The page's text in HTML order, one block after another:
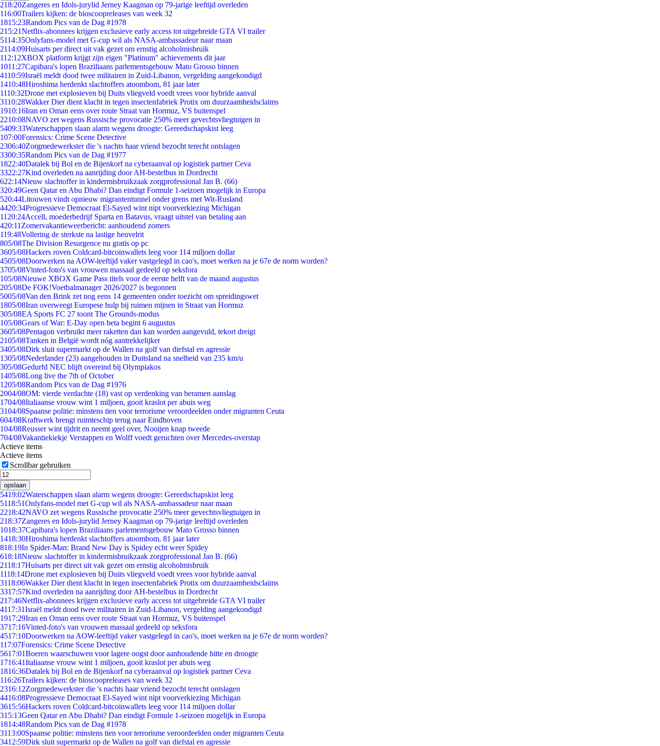
218:20Zangeres en Idols-jurylid Jerney Kaagman op 79-jarige leeftijd overleden
116:00Trailers kijken: de bioscoopreleases van week 32
1815:23Random Pics van de Dag #1978
215:21Netflix-abonnees krijgen exclusieve early access tot uitgebreide GTA VI trailer
5114:35Onlyfans-model met G-cup wil als NASA-ambassadeur naar maan
2114:09Huisarts per direct uit vak gezet om ernstig alcoholmisbruik
112:12XBOX platform krijgt zijn eigen "Platinum" achievements dit jaar
1011:27Capibara's lopen Braziliaans parlementsgebouw Mato Grosso binnen
4110:59Israël meldt dood twee militairen in Zuid-Libanon, vergelding aangekondigd
1410:48Hiroshima herdenkt slachtoffers atoombom, 81 jaar later
1110:32Drone met explosieven bij Duits vliegveld voedt vrees voor hybride aanval
3110:28Wakker Dier dient klacht in tegen insectenfabriek Protix om duurzaamheidsclaims
1910:16Iran en Oman eens over route Straat van Hormuz, VS buitenspel
2210:08NAVO zet wegens Russische provocatie 250% meer gevechtsvliegtuigen in
5409:33Waterschappen slaan alarm wegens droogte: Gereedschapskist leeg
107:00Forensics: Crime Scene Detective
2306:40Zorgmedewerkster die 's nachts haar vriend bezocht terecht ontslagen
3300:35Random Pics van de Dag #1977
1822:40Datalek bij Bol en de Bijenkorf na cyberaanval op logistiek partner Ceva
3322:27Kind overleden na aanrijding door AH-bestelbus in Dordrecht
622:14Nieuw slachtoffer in kindermisbruikzaak zorgprofessional Jan B. (66)
320:49Geen Qatar en Abu Dhabi? Dan eindigt Formule 1-seizoen mogelijk in Europa
520:44Litouwen vindt opnieuw migrantentunnel onder grens met Wit-Rusland
4420:34Progressieve Democraat El-Sayed wint nipt voorverkiezing Michigan
11 20:24Accell, moederbedrijf Sparta en Batavus, vraagt uitstel van betaling aan
420:11 Zomervakantieweerbericht: aanhoudend zomers
119:48Vollering de sterkste na lastige heuvelrit
805/08The Division Resurgence nu gratis op pc
3605/08Hackers roven Coldcard-bitcoinwallets leeg voor 114 miljoen dollar
4505/08Doorwerken na AOW-leeftijd vaker vastgelegd in cao's, moet werken na je 67e de norm worden?
3705/08Vinted-foto's van vrouwen massaal gedeeld op seksfora
105/08Nieuwe XBOX Game Pass titels voor de eerste helft van de maand augustus
205/08De FOK!Voetbalmanager 2026/2027 is begonnen
5005/08Van den Brink zet nog eens 14 gemeenten onder toezicht om spreidingswet
1805/08Iran overweegt Europese hulp bij ruimen mijnen in Straat van Hormuz
305/08EA Sports FC 27 toont The Grounds-modus
105/08Gears of War: E-Day open beta begint 6 augustus
3605/08Pentagon verbruikt meer raketten dan kan worden aangevuld, tekort dreigt
2105/08Tanken in België wordt nóg aantrekkelijker
3405/08Dirk sluit supermarkt op de Wallen na golf van diefstal en agressie
1305/08Nederlander (23) aangehouden in Duitsland na snelheid van 235 km/u
305/08Gedurfd NEC blijft overeind bij Olympiakos
1405/08Long live the 7th of October
1205/08Random Pics van de Dag #1976
2004/08OM: vierde verdachte (18) vast op verdenking van beramen aanslag
1704/08Italiaanse vrouw wint 1 miljoen, gooit kraslot per abuis weg
3104/08Spaanse politie: minstens tien voor terrorisme veroordeelden onder migranten Ceuta
604/08Kraftwerk brengt ruimteschip terug naar Eindhoven
104/08Reusser wint tijdrit en neemt geel over, Nooijen knap tweede
704/08Vakantiekiekje Verstappen en Wolff voedt geruchten over Mercedes-overstap
Actieve items
Actieve items
Scrollbar gebruiken
opslaan
5419:02Waterschappen slaan alarm wegens droogte: Gereedschapskist leeg
5118:51Onlyfans-model met G-cup wil als NASA-ambassadeur naar maan
2218:42NAVO zet wegens Russische provocatie 250% meer gevechtsvliegtuigen in
218:37Zangeres en Idols-jurylid Jerney Kaagman op 79-jarige leeftijd overleden
1018:37Capibara's lopen Braziliaans parlementsgebouw Mato Grosso binnen
1418:30Hiroshima herdenkt slachtoffers atoombom, 81 jaar later
818:19In Spider-Man: Brand New Day is Spidey echt weer Spidey
618:18Nieuw slachtoffer in kindermisbruikzaak zorgprofessional Jan B. (66)
2118:17Huisarts per direct uit vak gezet om ernstig alcoholmisbruik
1118:14Drone met explosieven bij Duits vliegveld voedt vrees voor hybride aanval
3118:06Wakker Dier dient klacht in tegen insectenfabriek Protix om duurzaamheidsclaims
3317:57Kind overleden na aanrijding door AH-bestelbus in Dordrecht
217:46Netflix-abonnees krijgen exclusieve early access tot uitgebreide GTA VI trailer
4117:31Israël meldt dood twee militairen in Zuid-Libanon, vergelding aangekondigd
1917:29Iran en Oman eens over route Straat van Hormuz, VS buitenspel
3717:16Vinted-foto's van vrouwen massaal gedeeld op seksfora
4517:10Doorwerken na AOW-leeftijd vaker vastgelegd in cao's, moet werken na je 67e de norm worden?
117:07Forensics: Crime Scene Detective
5617:01Boeren waarschuwen voor lagere oogst door aanhoudende hitte en droogte
1716:41Italiaanse vrouw wint 1 miljoen, gooit kraslot per abuis weg
1816:36Datalek bij Bol en de Bijenkorf na cyberaanval op logistiek partner Ceva
116:26Trailers kijken: de bioscoopreleases van week 32
2316:12Zorgmedewerkster die 's nachts haar vriend bezocht terecht ontslagen
4416:08Progressieve Democraat El-Sayed wint nipt voorverkiezing Michigan
3615:56Hackers roven Coldcard-bitcoinwallets leeg voor 114 miljoen dollar
315:13Geen Qatar en Abu Dhabi? Dan eindigt Formule 1-seizoen mogelijk in Europa
1814:48Random Pics van de Dag #1978
3113:00Spaanse politie: minstens tien voor terrorisme veroordeelden onder migranten Ceuta
3412:59Dirk sluit supermarkt op de Wallen na golf van diefstal en agressie